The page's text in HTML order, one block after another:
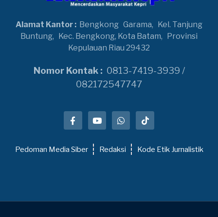
Alamat Kantor : Bengkong Garama,
Kel. Tanjung
Buntung,
Kec. Bengkong, Kota Batam,
Provinsi
Kepulauan Riau 29432
Nomor Kontak : 0813-7419-3939 /
082172547747
Pedoman Media Siber Redaksi Kode Etik Jurnalistik